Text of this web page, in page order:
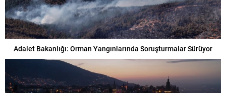
Adalet Bakanlığı: Orman Yangınlarında Soruşturmalar Sürüyor